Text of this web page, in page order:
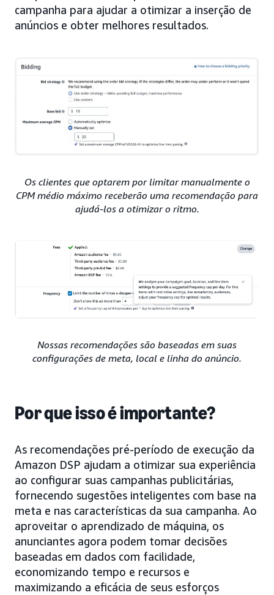
campanha para ajudar a otimizar a inserção de
anúncios e obter melhores resultados.
Os clientes que optarem por limitar manualmente o
CPM médio máximo receberão uma recomendação para
ajudá-los a otimizar o ritmo.
Nossas recomendações são baseadas em suas
configurações de meta, local e linha do anúncio.
Por que isso é importante?
As recomendações pré-período de execução da
Amazon DSP ajudam a otimizar sua experiência
ao configurar suas campanhas publicitárias,
fornecendo sugestões inteligentes com base na
meta e nas características da sua campanha. Ao
aproveitar o aprendizado de máquina, os
anunciantes agora podem tomar decisões
baseadas em dados com facilidade,
economizando tempo e recursos e
maximizando a eficácia de seus esforços